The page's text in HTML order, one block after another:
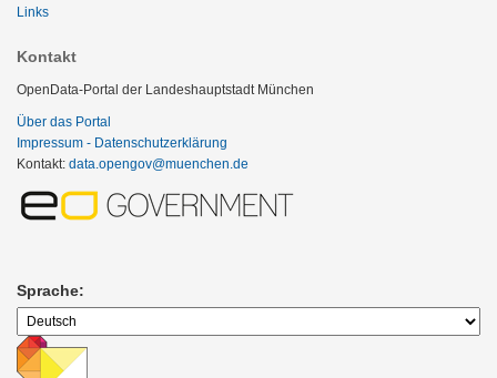
Links
Kontakt
OpenData-Portal der Landeshauptstadt München
Über das Portal
Impressum - Datenschutzerklärung
Kontakt: data.opengov@muenchen.de
Sprache